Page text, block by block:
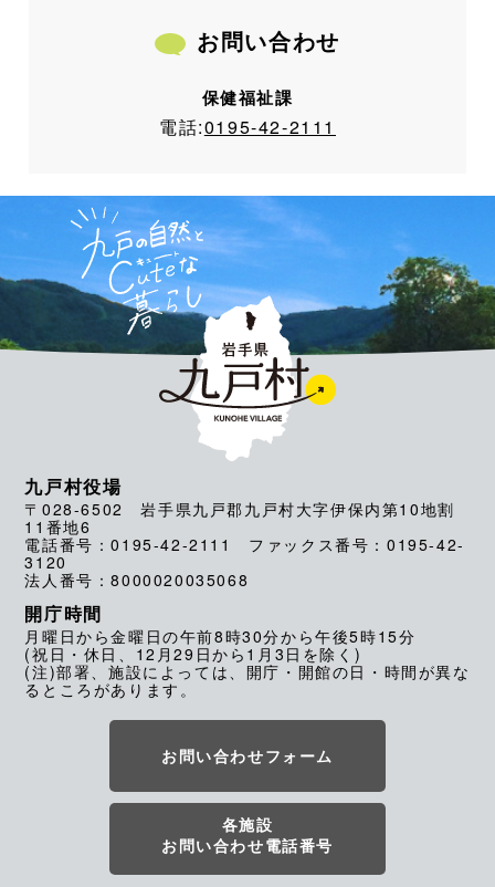
お問い合わせ
保健福祉課
電話:0195-42-2111
九戸村役場
〒028-6502 岩手県九戸郡九戸村大字伊保内第10地割
11番地6
電話番号：0195-42-2111 ファックス番号：0195-42-
3120
法人番号：8000020035068
開庁時間
月曜日から金曜日の午前8時30分から午後5時15分
(祝日・休日、12月29日から1月3日を除く)
(注)部署、施設によっては、開庁・開館の日・時間が異な
るところがあります。
お問い合わせフォーム
各施設
お問い合わせ電話番号